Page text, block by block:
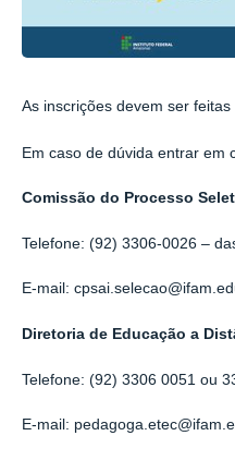
As inscrições devem ser
Em caso de dúvida entrar em
Comissão do Processo
Telefone: (92) 3306-0026 –
E-mail:
Diretoria de Educação a
Telefone: (92) 3306 0051 ou
E-mail: